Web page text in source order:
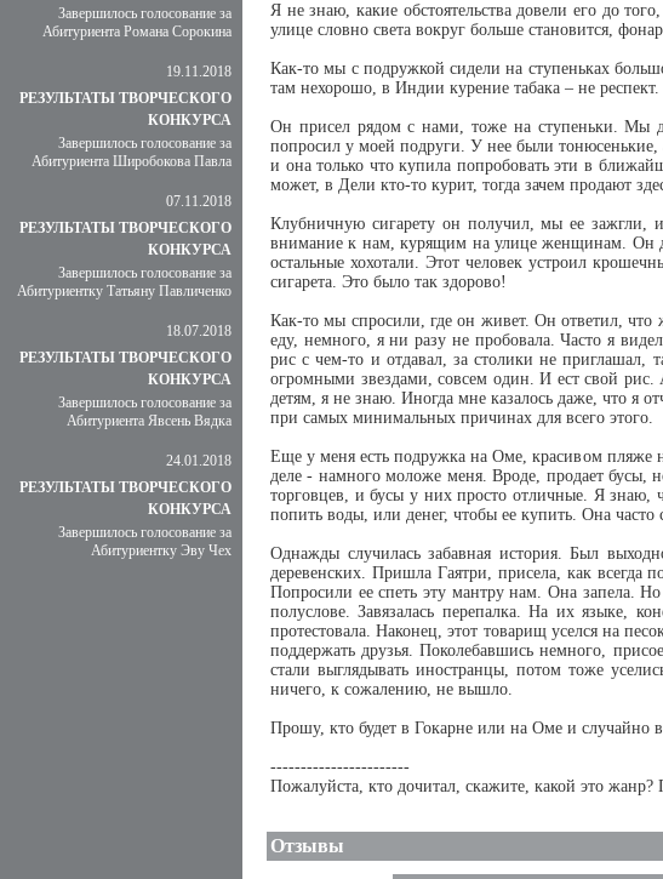
Завершилось голосование за
Абитуриента Романа Сорокина
19.11.2018
РЕЗУЛЬТАТЫ ТВОРЧЕСКОГО
КОНКУРСА
Завершилось голосование за
Абитуриента Широбокова Павла
07.11.2018
РЕЗУЛЬТАТЫ ТВОРЧЕСКОГО
КОНКУРСА
Завершилось голосование за
Абитуриентку Татьяну Павличенко
18.07.2018
РЕЗУЛЬТАТЫ ТВОРЧЕСКОГО
КОНКУРСА
Завершилось голосование за
Абитуриента Явсень Вядка
24.01.2018
РЕЗУЛЬТАТЫ ТВОРЧЕСКОГО
КОНКУРСА
Завершилось голосование за
Абитуриентку Эву Чех
Я не знаю, какие обстоятельства довели его до
улице словно света вокруг больше становится,
Как-то мы с подружкой сидели на ступеньках
там нехорошо, в Индии курение табака – не
Он присел рядом с нами, тоже на ступеньки. Мы
попросил у моей подруги. У нее были тонюсенькие,
и она только что купила попробовать эти в
может, в Дели кто-то курит, тогда зачем продают
Клубничную сигарету он получил, мы ее зажгли,
внимание к нам, курящим на улице женщинам. Он
остальные хохотали. Этот человек устроил
сигарета. Это было так здорово!
Как-то мы спросили, где он живет. Он ответил, что
еду, немного, я ни разу не пробовала. Часто я
рис с чем-то и отдавал, за столики не приглашал,
огромными звездами, совсем один. И ест свой
детям, я не знаю. Иногда мне казалось даже, что я
при самых минимальных причинах для всего этого.
Еще у меня есть подружка на Оме, красивом пляже
деле - намного моложе меня. Вроде, продает бусы,
торговцев, и бусы у них просто отличные. Я знаю,
попить воды, или денег, чтобы ее купить. Она
Однажды случилась забавная история. Был
деревенских. Пришла Гаятри, присела, как
Попросили ее спеть эту мантру нам. Она запела.
полуслове. Завязалась перепалка. На их языке,
протестовала. Наконец, этот товарищ уселся на
поддержать друзья. Поколебавшись немного,
стали выглядывать иностранцы, потом тоже
ничего, к сожалению, не вышло.
Прошу, кто будет в Гокарне или на Оме и случайно
-----------------------
Пожалуйста, кто дочитал, скажите, какой это
Отзывы